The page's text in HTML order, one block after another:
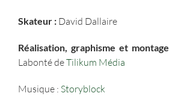
Skateur : David Dallaire
Réalisation, graphisme et montage
Labonté deTilikum Média
Musique : Storyblock